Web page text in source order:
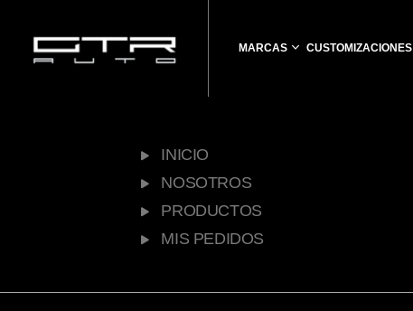
MARCAS CUSTOMIZACIONES
INICIO
NOSOTROS
PRODUCTOS
MIS PEDIDOS